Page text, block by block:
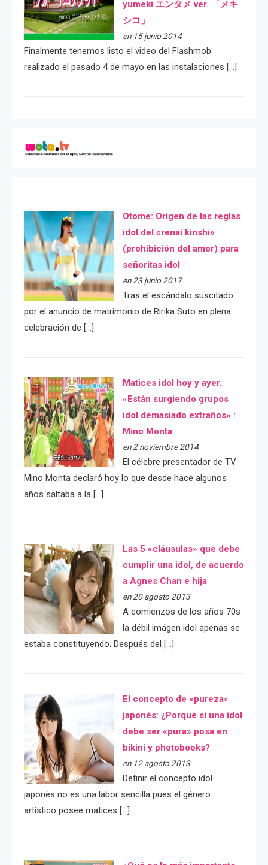
yumeki エンタメ ver. 「メキ
シコ」
en 15 junio 2014
Finalmente tenemos listo el video del Flashmob
realizado el pasado 4 de mayo en las instalaciones […]
Otome: Orígen de las reglas
idol del «renai kinshi»
(prohibición del amor) para
señoritas idol
en 23 junio 2017
Tras el escándalo suscitado
por el anuncio de matrimonio de Ririka Suto en plena
celebración de […]
Matices idol hoy y ayer.
«Están surgiendo grupos
idol demasiado extraños» :
Mino Monta
en 2 noviembre 2014
El célebre presentador de TV
Mino Monta declaró hoy lo que desde hace algunos
años saltaba a la […]
Las 5 «cláusulas» que debe
cumplir una idol, de acuerdo
a Agnes Chan e hija
en 20 agosto 2013
A comienzos de los años 70s
la débil imágen idol apenas se
estaba constituyendo. Después del […]
El concepto de «pureza»
japonés: ¿Porqué si una idol
debe ser «pura» posa en
bikini y photobooks?
en 12 agosto 2013
Definir el concepto idol
japonés no es una labor sencilla pues el género
artístico posee matices […]